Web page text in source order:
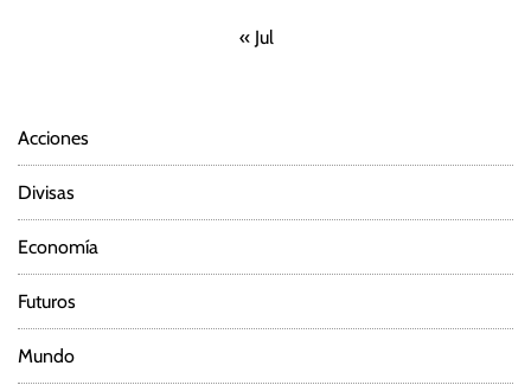
« Jul
Acciones
Divisas
Economía
Futuros
Mundo